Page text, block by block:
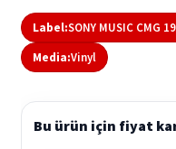
Label:SONY MUSIC CMG
Media:Vinyl
Bu ürün için fiyat